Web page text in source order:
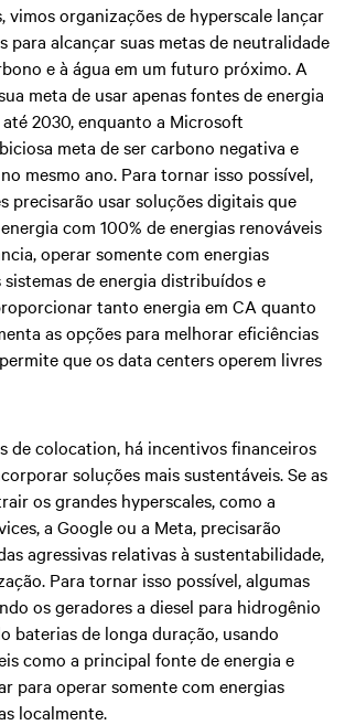
vimos organizações de hyperscale lançar
para alcançar suas metas de neutralidade
e à água em um futuro próximo. A
meta de usar apenas fontes de energia
2030, enquanto a Microsoft
meta de ser carbono negativa e
mesmo ano. Para tornar isso possível,
precisarão usar soluções digitais que
com 100% de energias renováveis
operar somente com energias
sistemas de energia distribuídos e
tanto energia em CA quanto
as opções para melhorar eficiências
que os data centers operem livres
de colocation, há incentivos financeiros
soluções mais sustentáveis. Se as
os grandes hyperscales, como a
a Google ou a Meta, precisarão
agressivas relativas à sustentabilidade,
Para tornar isso possível, algumas
os geradores a diesel para hidrogênio
baterias de longa duração, usando
como a principal fonte de energia e
para operar somente com energias
localmente.